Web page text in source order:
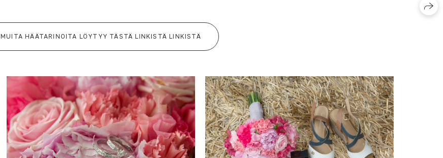
MUITA HÄÄTARINOITA LÖYTYY TÄSTÄ LINKISTÄ LINKISTÄ